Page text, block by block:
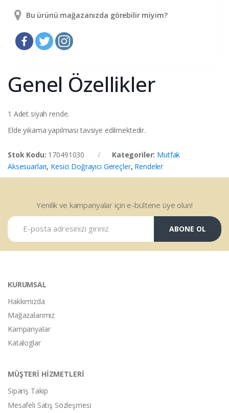
Bu ürünü mağazanızda görebilir miyim?
Genel Özellikler
1 Adet siyah rende.
Elde yıkama yapılması tavsiye edilmektedir.
Stok Kodu: 170491030 Kategoriler: Mutfak
Aksesuarları, Kesici Doğrayıcı Gereçler, Rendeler
Yenilik ve kampanyalar için e-bültene üye olun!
ABONE OL
KURUMSAL
Hakkımızda
Mağazalarımız
Kampanyalar
Kataloglar
MÜŞTERİ HİZMETLERİ
Sipariş Takip
Mesafeli Satış Sözleşmesi